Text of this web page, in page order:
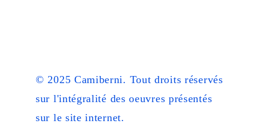
© 2025 Camiberni. Tout droits réservés
sur l'intégralité des oeuvres présentés
sur le site internet.